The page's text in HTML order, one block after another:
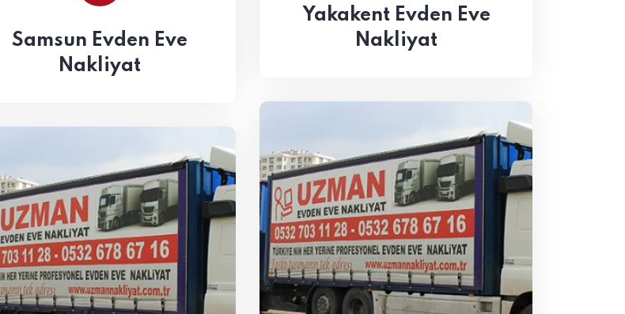
Yakakent Evden Eve
Nakliyat
Samsun Evden Eve
Nakliyat